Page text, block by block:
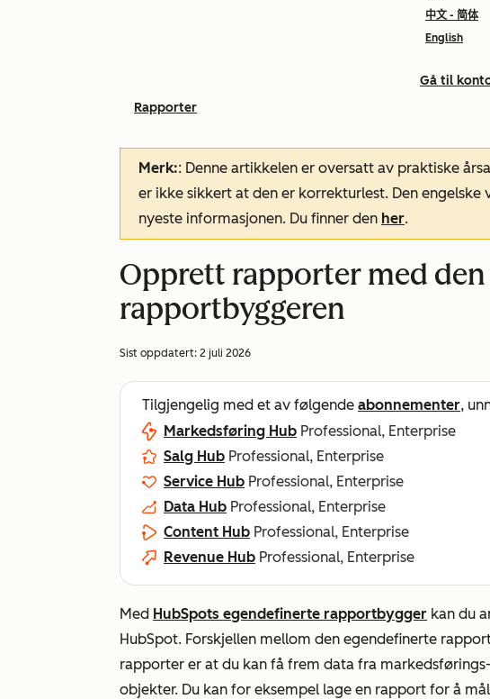
中文 - 简体
English
Gå til
Rapporter
Merk:: Denne artikkelen er oversatt av praktiske
er ikke sikkert at den er korrekturlest. Den
nyeste informasjonen. Du finner den her.
Opprett rapporter med
rapportbyggeren
Sist oppdatert: 2 juli 2026
Tilgjengelig med et av følgende abonnementer,
Markedsføring Hub Professional, Enterprise
Salg Hub Professional, Enterprise
Service Hub Professional, Enterprise
Data Hub Professional, Enterprise
Content Hub Professional, Enterprise
Revenue Hub Professional, Enterprise
Med HubSpots egendefinerte rapportbygger kan du
HubSpot. Forskjellen mellom den egendefinerte
rapporter er at du kan få frem data fra
objekter. Du kan for eksempel lage en rapport for å